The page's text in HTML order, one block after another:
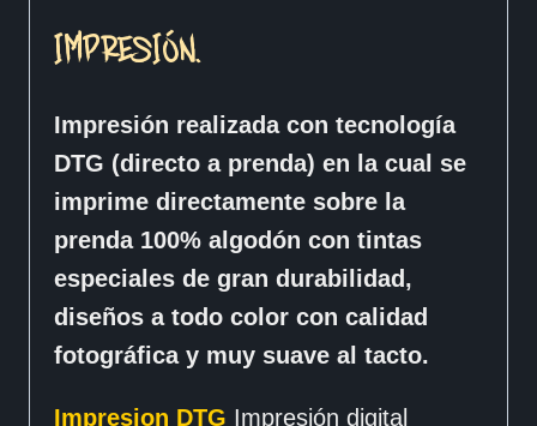
IMPRESIÓN.
Impresión realizada con tecnología
DTG (directo a prenda) en la cual se
imprime directamente sobre la
prenda 100% algodón con tintas
especiales de gran durabilidad,
diseños a todo color con calidad
fotográfica y muy suave al tacto.
Impresion DTG Impresión digital